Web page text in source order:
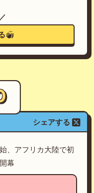
シェアする
、アフリカ大陸で初
幕